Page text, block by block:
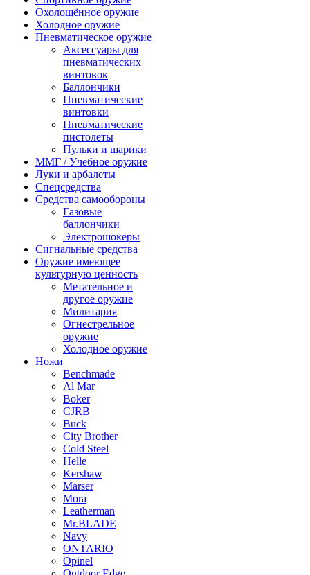
Охолощённое оружие
Холодное оружие
Пневматическое оружие
Аксессуары для
пневматических
винтовок
Баллончики
Пневматические
винтовки
Пневматические
пистолеты
Пульки и шарики
ММГ / Учебное оружие
Луки и арбалеты
Спецсредства
Средства самообороны
Газовые
баллончики
Электрошокеры
Сигнальные средства
Оружие имеющее
культурную ценность
Метательное и
другое оружие
Милитария
Огнестрельное
оружие
Холодное оружие
Ножи
Benchmade
Al Mar
Boker
CJRB
Buck
City Brother
Cold Steel
Helle
Kershaw
Marser
Mora
Leatherman
Mr.BLADE
Navy
ONTARIO
Opinel